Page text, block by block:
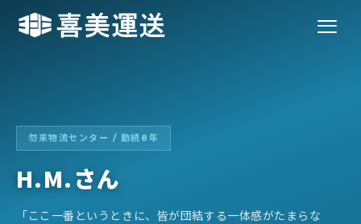
勿来物流センター / 勤続8年
H.M.さん
「ここ一番というときに、皆が団結する一体感がたまらな